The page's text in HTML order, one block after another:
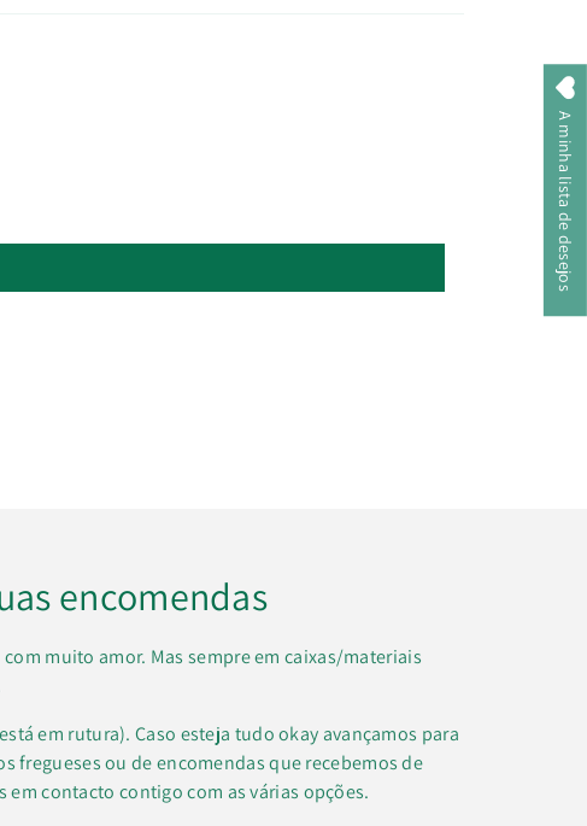
encomendas
muito amor. Mas sempre em caixas/materiais
em rutura). Caso esteja tudo okay avançamos para
fregueses ou de encomendas que recebemos de
contacto contigo com as várias opções.
A minha lista de desejos